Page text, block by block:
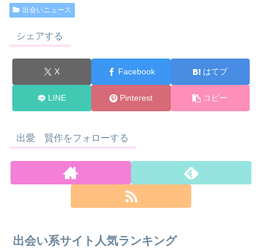
出会いニュース
シェアする
X Facebook はてブ
LINE Pinterest コピー
出愛 賢作をフォローする
出会い系サイト人気ランキング